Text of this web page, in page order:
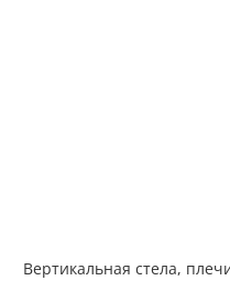
Вертикальная стела,